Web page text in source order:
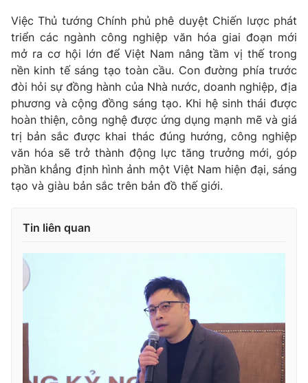
Email: toasoan@vtv.vn
Liên hệ quảng cáo:
024-7300.7108
thuận bằng văn bản. Ghi rõ nguồn VTV.vn khi phát hành lại
thông tin từ website này.
Việc Thủ tướng Chính phủ phê duyệt Chiến lược phát
triển các ngành công nghiệp văn hóa giai đoạn mới
mở ra cơ hội lớn để Việt Nam nâng tầm vị thế trong
nền kinh tế sáng tạo toàn cầu. Con đường phía trước
đòi hỏi sự đồng hành của Nhà nước, doanh nghiệp, địa
phương và cộng đồng sáng tạo. Khi hệ sinh thái được
hoàn thiện, công nghệ được ứng dụng mạnh mẽ và giá
trị bản sắc được khai thác đúng hướng, công nghiệp
văn hóa sẽ trở thành động lực tăng trưởng mới, góp
phần khẳng định hình ảnh một Việt Nam hiện đại, sáng
tạo và giàu bản sắc trên bản đồ thế giới.
Tin liên quan